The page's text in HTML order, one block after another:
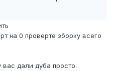
на 0 проверте зборку всего
дали дуба просто.